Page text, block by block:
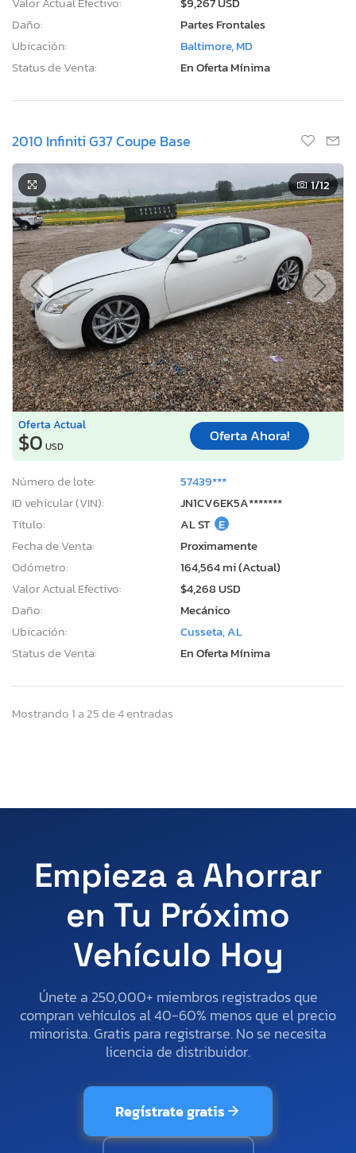
Daño:
Partes Frontales
Ubicación:
Baltimore, MD
Status de Venta:
En Oferta Mínima
2010 Infiniti G37 Coupe Base
1/12
Oferta Actual
$0 USD
Oferta Ahora!
Número de lote:
57439***
ID vehicular (VIN):
JN1CV6EK5A*******
Título:
AL ST E
Fecha de Venta:
Proximamente
Odómetro:
164,564 mi (Actual)
Valor Actual Efectivo:
$4,268 USD
Daño:
Mecánico
Ubicación:
Cusseta, AL
Status de Venta:
En Oferta Mínima
Mostrando 1 a 25 de 4 entradas
Empieza a Ahorrar
en Tu Próximo
Vehículo Hoy
Únete a 250,000+ miembros registrados que
compran vehículos al 40-60% menos que el precio
minorista. Gratis para registrarse. No se necesita
licencia de distribuidor.
Regístrate gratis